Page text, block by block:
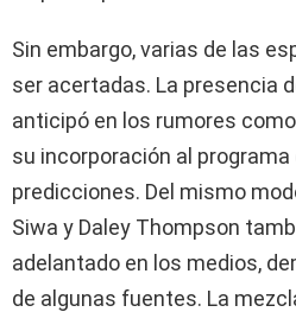
Sin embargo, varias de las
ser acertadas. La presencia
anticipó en los rumores
su incorporación al
predicciones. Del mismo
Siwa y Daley Thompson
adelantado en los medios,
de algunas fuentes. La